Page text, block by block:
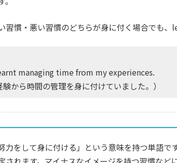
習慣・悪い習慣のどちらが身に付く場合でも、
managing time from my experiences.
験から時間の管理を身に付けていました。）
力をして身に付ける」という意味を持つ単語で